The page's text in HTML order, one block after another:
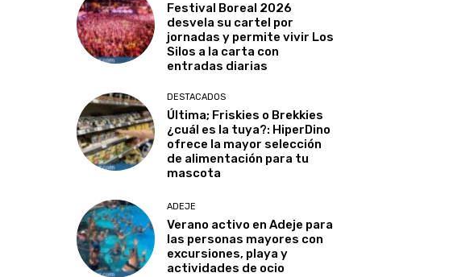
Festival Boreal 2026
desvela su cartel por
jornadas y permite vivir Los
Silos a la carta con
entradas diarias
DESTACADOS
Última; Friskies o Brekkies
¿cuál es la tuya?: HiperDino
ofrece la mayor selección
de alimentación para tu
mascota
ADEJE
Verano activo en Adeje para
las personas mayores con
excursiones, playa y
actividades de ocio